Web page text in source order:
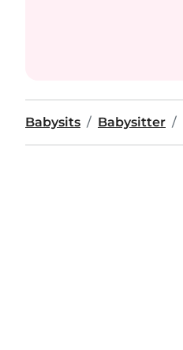
Babysits Babysitter